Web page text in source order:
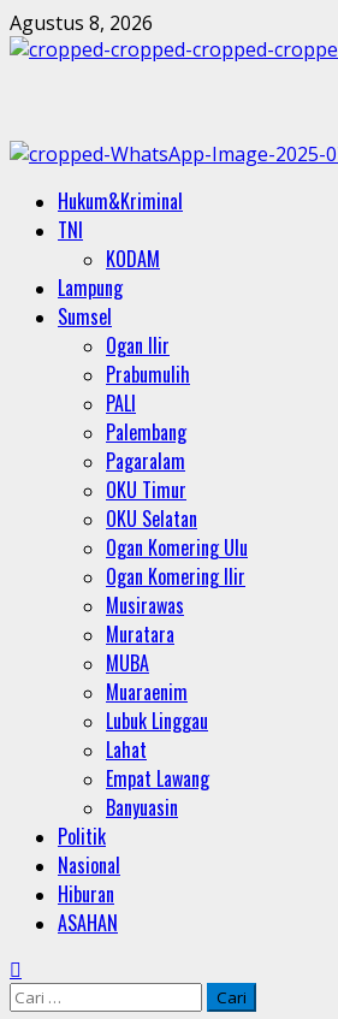
Skip
to
Agustus 8, 2026
Primary
Menu
Hukum&Kriminal
TNI
KODAM
Lampung
Sumsel
Ogan Ilir
Prabumulih
PALI
Palembang
Pagaralam
OKU Timur
OKU Selatan
Ogan Komering Ulu
Ogan Komering Ilir
Musirawas
Muratara
MUBA
Muaraenim
Lubuk Linggau
Lahat
Empat Lawang
Banyuasin
Politik
Nasional
Hiburan
ASAHAN
Cari